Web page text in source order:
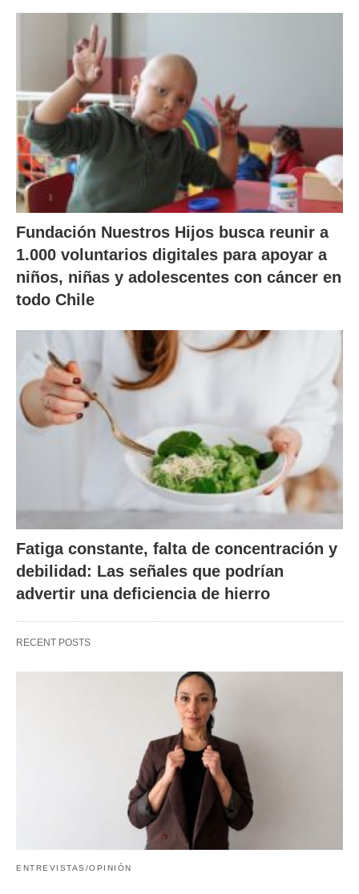
Fundación Nuestros Hijos busca reunir a
1.000 voluntarios digitales para apoyar a
niños, niñas y adolescentes con cáncer en
todo Chile
Fatiga constante, falta de concentración y
debilidad: Las señales que podrían
advertir una deficiencia de hierro
RECENT POSTS
ENTREVISTAS/OPINIÓN